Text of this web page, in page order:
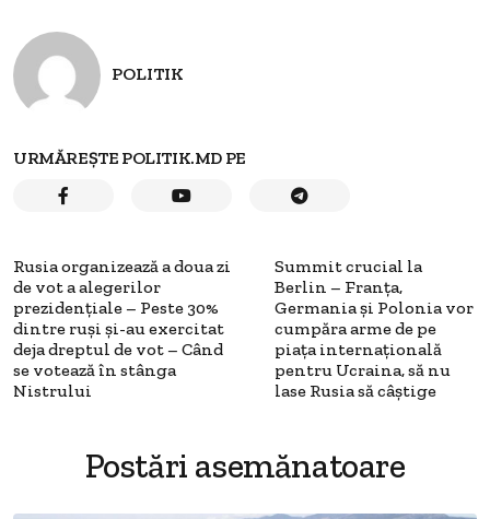
POLITIK
URMĂREȘTE POLITIK.MD PE
Rusia organizează a doua zi
de vot a alegerilor
prezidenţiale – Peste 30%
dintre ruși și-au exercitat
deja dreptul de vot – Când
se votează în stânga
Nistrului
Summit crucial la
Berlin – Franța,
Germania și Polonia vor
cumpăra arme de pe
piața internațională
pentru Ucraina, să nu
lase Rusia să câştige
Postări asemănatoare